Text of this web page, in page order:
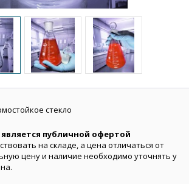
стекло
публичной офертой
на складе, а цена отличаться от
цену и наличие необходимо уточнять у